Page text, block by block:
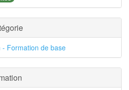
Formation de base